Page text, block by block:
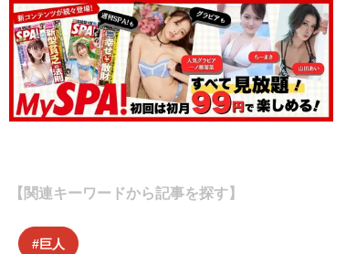
【関連キーワードから記事を探す】
巨人